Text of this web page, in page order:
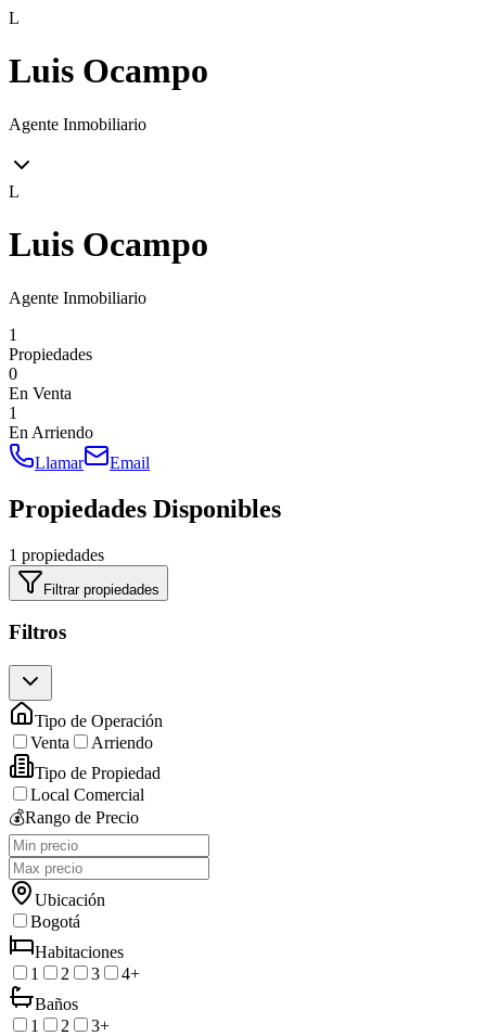
L
Luis Ocampo
Agente Inmobiliario
L
Luis Ocampo
Agente Inmobiliario
1
Propiedades
0
En Venta
1
En Arriendo
Llamar
Email
Propiedades Disponibles
1 propiedades
Filtrar propiedades
Filtros
Tipo de Operación
Venta
Arriendo
Tipo de Propiedad
Local Comercial
💰Rango de Precio
Ubicación
Bogotá
Habitaciones
1
2 3
4+
Baños
1
2
3+